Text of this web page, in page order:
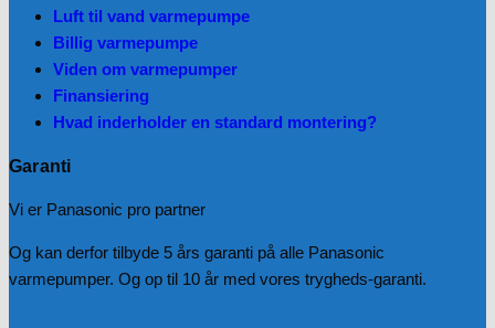
Luft til vand varmepumpe
Billig varmepumpe
Viden om varmepumper
Finansiering
Hvad inderholder en standard montering?
Garanti
Vi er Panasonic pro partner
Og kan derfor tilbyde 5 års garanti på alle Panasonic
varmepumper. Og op til 10 år med vores trygheds-garanti.